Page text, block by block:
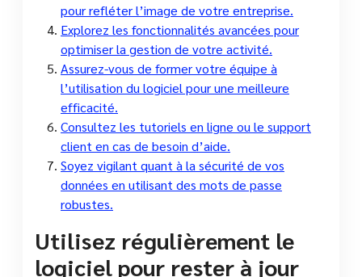
pour refléter l’image de votre entreprise.
Explorez les fonctionnalités avancées pour
optimiser la gestion de votre activité.
Assurez-vous de former votre équipe à
l’utilisation du logiciel pour une meilleure
efficacité.
Consultez les tutoriels en ligne ou le support
client en cas de besoin d’aide.
Soyez vigilant quant à la sécurité de vos
données en utilisant des mots de passe
robustes.
Utilisez régulièrement le
logiciel pour rester à jour